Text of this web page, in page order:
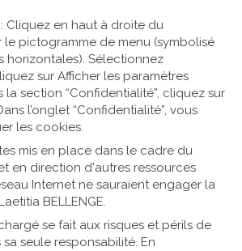
Cliquez en haut à droite du
le pictogramme de menu (symbolisé
horizontales). Sélectionnez
sur Afficher les paramètres
la section “Confidentialité”, cliquez sur
l’onglet “Confidentialité”, vous
les cookies.
mis en place dans le cadre du
en direction d'autres ressources
Internet ne sauraient engager la
BELLENGE.
se fait aux risques et périls de
seule responsabilité. En